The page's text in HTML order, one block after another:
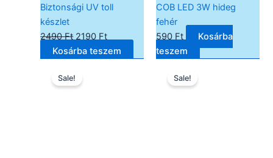
Biztonsági UV toll
készlet
2490Ft 2190 Ft
Kosárba teszem
COB LED 3W hideg
fehér
590 Ft
Kosárba
teszem
Sale! Sale!